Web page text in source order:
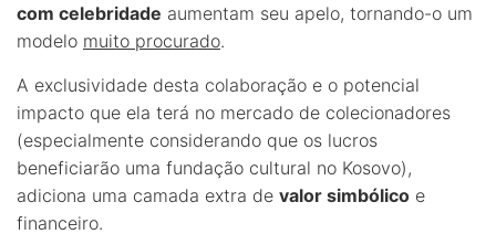
com celebridade aumentam seu apelo, tornando-o um
modelo muito procurado.
A exclusividade desta colaboração e o potencial
impacto que ela terá no mercado de colecionadores
(especialmente considerando que os lucros
beneficiarão uma fundação cultural no Kosovo),
adiciona uma camada extra de valor simbólico e
financeiro.